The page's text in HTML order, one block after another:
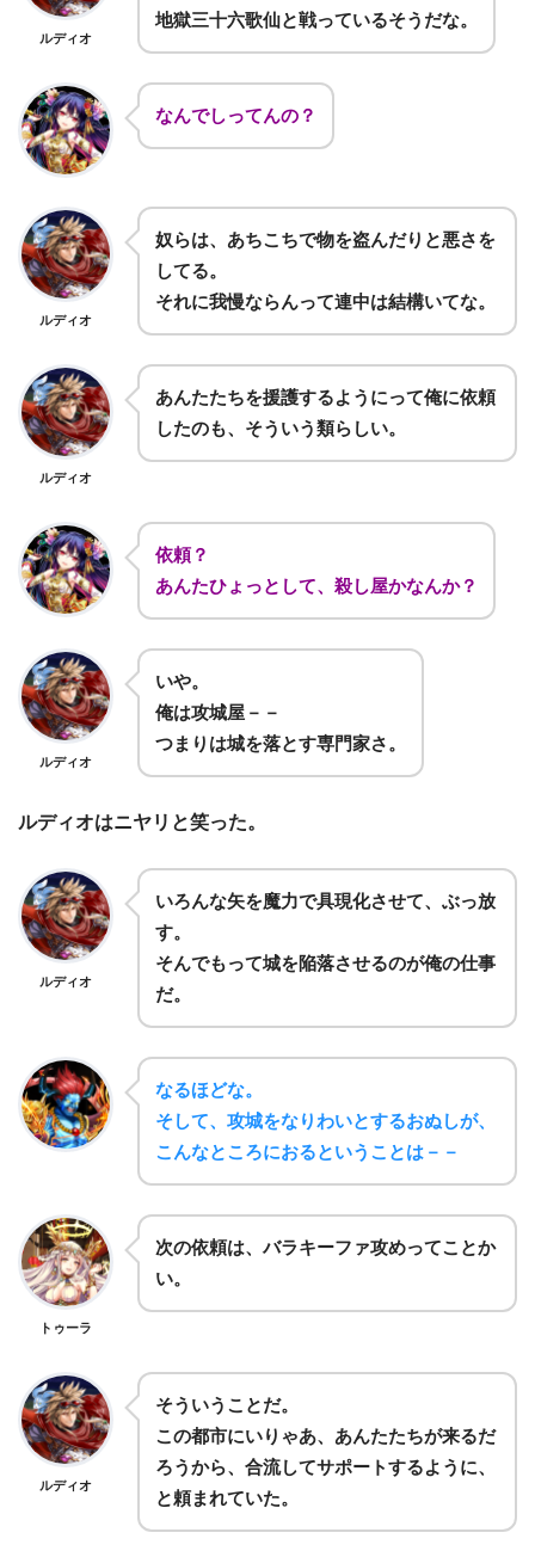
ルディオ
地獄三十六歌仙と戦っているそうだな。
なんでしってんの？
ルディオ
奴らは、あちこちで物を盗んだりと悪さを
してる。
それに我慢ならんって連中は結構いてな。
ルディオ
あんたたちを援護するようにって俺に依頼
したのも、そういう類らしい。
依頼？
あんたひょっとして、殺し屋かなんか？
ルディオ
いや。
俺は攻城屋－－
つまりは城を落とす専門家さ。
ルディオはニヤリと笑った。
ルディオ
いろんな矢を魔力で具現化させて、ぶっ放
す。
そんでもって城を陥落させるのが俺の仕事
だ。
なるほどな。
そして、攻城をなりわいとするおぬしが、
こんなところにおるということは－－
トゥーラ
次の依頼は、バラキーファ攻めってことか
い。
ルディオ
そういうことだ。
この都市にいりゃあ、あんたたちが来るだ
ろうから、合流してサポートするように、
と頼まれていた。